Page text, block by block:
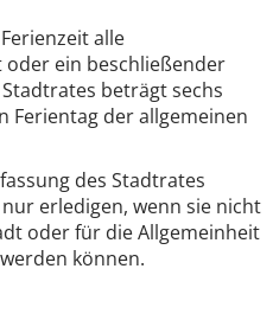
alle
ein beschließender
beträgt sechs
Ferientag der allgemeinen
des Stadtrates
erledigen, wenn sie nicht
oder für die Allgemeinheit
können.